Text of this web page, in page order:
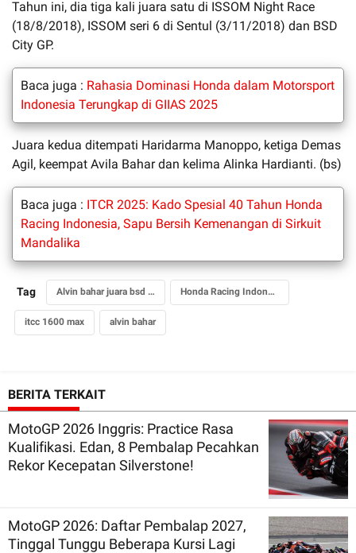
Tahun ini, dia tiga kali juara satu di ISSOM Night Race
(18/8/2018), ISSOM seri 6 di Sentul (3/11/2018) dan BSD
City GP.
Baca juga : Rahasia Dominasi Honda dalam Motorsport
Indonesia Terungkap di GIIAS 2025
Juara kedua ditempati Haridarma Manoppo, ketiga Demas
Agil, keempat Avila Bahar dan kelima Alinka Hardianti. (bs)
Baca juga : ITCR 2025: Kado Spesial 40 Tahun Honda
Racing Indonesia, Sapu Bersih Kemenangan di Sirkuit
Mandalika
Tag Alvin bahar juara bsd city gp 2018 Honda Racing Indonesia
itcc 1600 max alvin bahar
BERITA TERKAIT
MotoGP 2026 Inggris: Practice Rasa
Kualifikasi. Edan, 8 Pembalap Pecahkan
Rekor Kecepatan Silverstone!
MotoGP 2026: Daftar Pembalap 2027,
Tinggal Tunggu Beberapa Kursi Lagi